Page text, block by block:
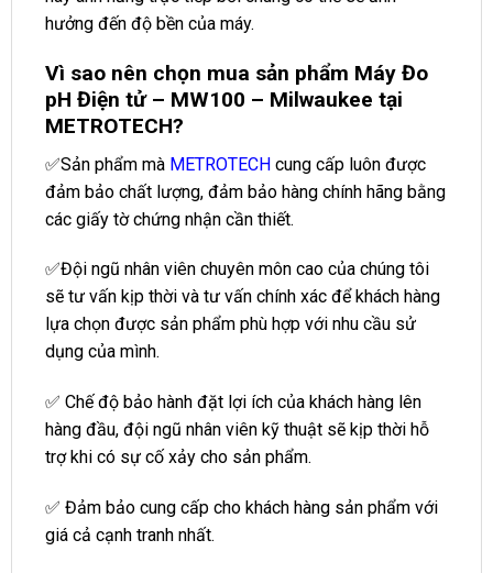
hưởng đến độ bền của máy.
Vì sao nên chọn mua sản phẩm Máy Đo
pH Điện tử – MW100 – Milwaukee tại
METROTECH?
✅Sản phẩm mà METROTECH cung cấp luôn được
đảm bảo chất lượng, đảm bảo hàng chính hãng bằng
các giấy tờ chứng nhận cần thiết.
✅Đội ngũ nhân viên chuyên môn cao của chúng tôi
sẽ tư vấn kịp thời và tư vấn chính xác để khách hàng
lựa chọn được sản phẩm phù hợp với nhu cầu sử
dụng của mình.
✅ Chế độ bảo hành đặt lợi ích của khách hàng lên
hàng đầu, đội ngũ nhân viên kỹ thuật sẽ kịp thời hỗ
trợ khi có sự cố xảy cho sản phẩm.
✅ Đảm bảo cung cấp cho khách hàng sản phẩm với
giá cả cạnh tranh nhất.